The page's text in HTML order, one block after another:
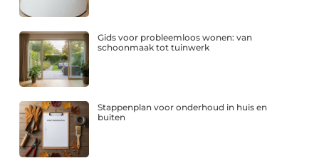
Gids voor probleemloos wonen: van
schoonmaak tot tuinwerk
Stappenplan voor onderhoud in huis en
buiten